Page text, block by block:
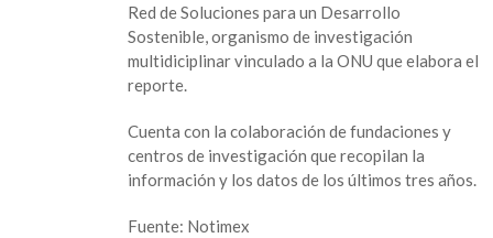
Red de Soluciones para un Desarrollo
Sostenible, organismo de investigación
multidiciplinar vinculado a la ONU que elabora el
reporte.
Cuenta con la colaboración de fundaciones y
centros de investigación que recopilan la
información y los datos de los últimos tres años.
Fuente: Notimex